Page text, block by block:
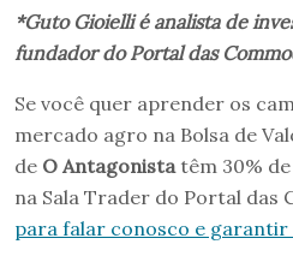
*Guto Gioielli é analista de
fundador do Portal das
Se você quer aprender os
mercado agro na Bolsa de
de O Antagonista têm 30%
na Sala Trader do Portal das
para falar conosco e garantir